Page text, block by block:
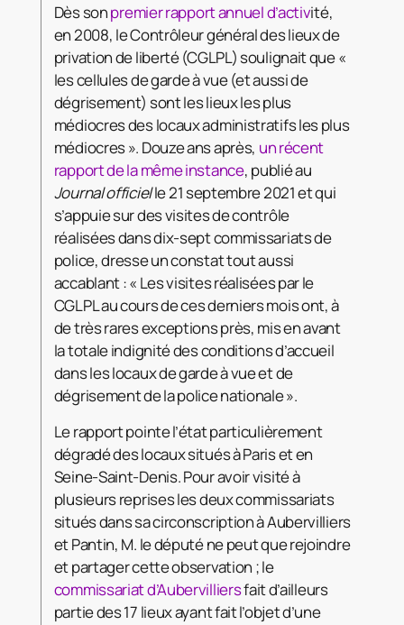
Dès sonpremier rapport annuel d’activité,
en 2008, le Contrôleur général des lieux de
privation de liberté (CGLPL) soulignait que «
les cellules de garde à vue (et aussi de
dégrisement) sont les lieux les plus
médiocres des locaux administratifs les plus
médiocres ». Douze ans après, un récent
rapport de la même instance, publié au
Journal officielle 21 septembre 2021 et qui
s’appuie sur des visites de contrôle
réalisées dans dix-sept commissariats de
police, dresse un constat tout aussi
accablant : « Les visites réalisées par le
CGLPL au cours de ces derniers mois ont, à
de très rares exceptions près, mis en avant
la totale indignité des conditions d’accueil
dans les locaux de garde à vue et de
dégrisement de la police nationale ».
Le rapport pointe l’état particulièrement
dégradé des locaux situés à Paris et en
Seine-Saint-Denis. Pour avoir visité à
plusieurs reprises les deux commissariats
situés dans sa circonscription à Aubervilliers
et Pantin, M. le député ne peut que rejoindre
et partager cette observation ; le
commissariat d’Aubervilliersfait d’ailleurs
partie des 17 lieux ayant fait l’objet d’une